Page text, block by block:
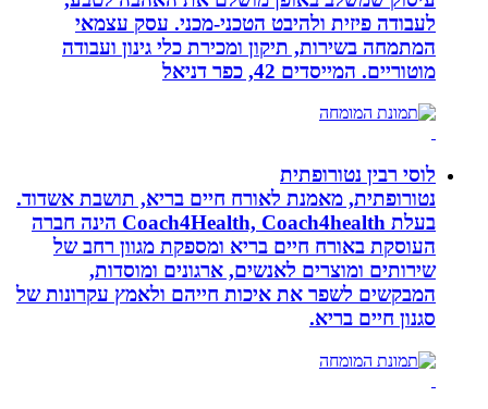
לעבודה פיזית ולהיבט הטכני-מכני. עסק עצמאי
המתמחה בשירות, תיקון ומכירת כלי גינון ועבודה
מוטוריים. המייסדים 42, כפר דניאל
לוסי רבין נטורופתית
נטורופתית, מאמנת לאורח חיים בריא, תושבת אשדוד.
בעלת Coach4Health, Coach4health הינה חברה
העוסקת באורח חיים בריא ומספקת מגוון רחב של
שירותים ומוצרים לאנשים, ארגונים ומוסדות,
המבקשים לשפר את איכות חייהם ולאמץ עקרונות של
סגנון חיים בריא.